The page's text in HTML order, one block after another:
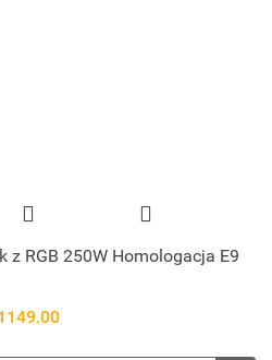
z RGB 250W Homologacja E9